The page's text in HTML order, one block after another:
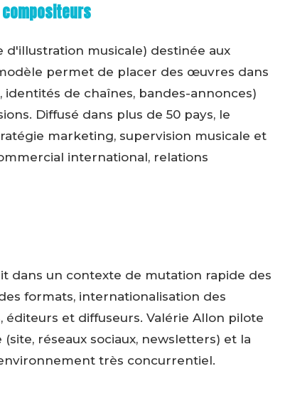
d'illustration musicale) destinée aux
permet de placer des œuvres dans
de chaînes, bandes-annonces)
Diffusé dans plus de 50 pays, le
marketing, supervision musicale et
international, relations
dans un contexte de mutation rapide des
formats, internationalisation des
et diffuseurs. Valérie Allon pilote
réseaux sociaux, newsletters) et la
très concurrentiel.